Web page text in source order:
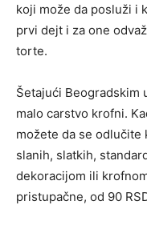
koji može da posluži i
prvi dejt i za one
torte.
Šetajući Beogradskim
malo carstvo krofni.
možete da se odlučite
slanih, slatkih,
dekoracijom ili
pristupačne, od 90